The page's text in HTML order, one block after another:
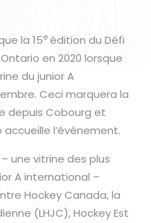
la 15eédition du Défi
en 2020 lorsque
du junior A
Ceci marquera la
depuis Cobourg et
accueille l’événement.
une vitrine des plus
A international –
Hockey Canada, la
(LHJC), Hockey Est